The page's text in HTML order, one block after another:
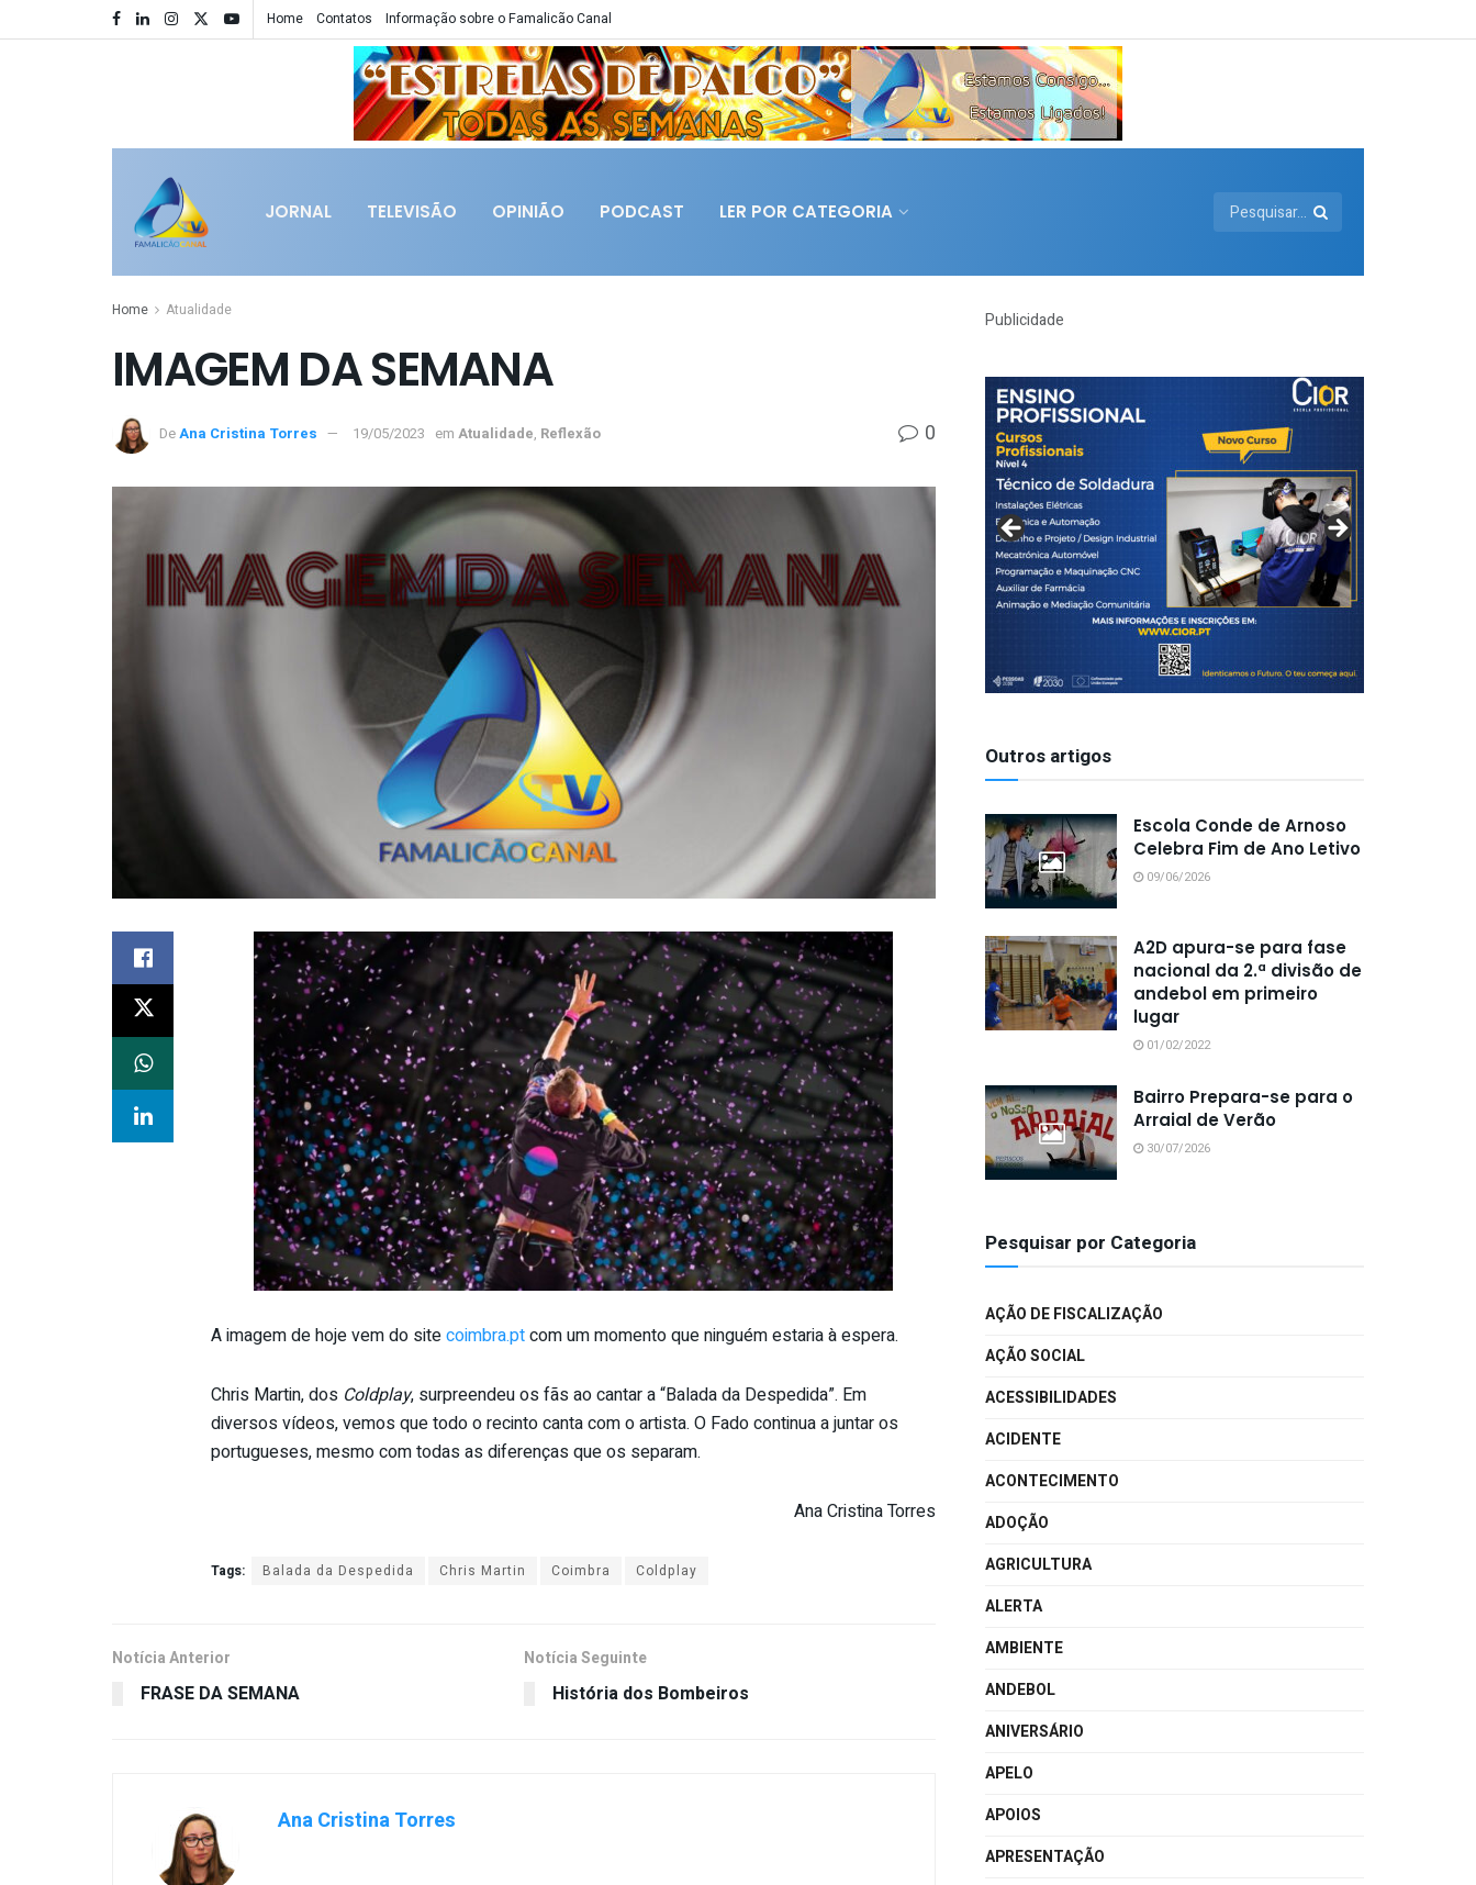
Home Contatos Informação sobre o Famalicão Canal
JORNAL TELEVISÃO OPINIÃO PODCAST LER POR CATEGORIA
Home Atualidade
IMAGEM DA SEMANA
DeAna Cristina Torres 19/05/2023 em Atualidade, Reflexão 0
A imagem de hoje vem do sitecoimbra.ptcom um momento que ninguém estaria à espera.
Chris Martin, dos Coldplay, surpreendeu os fãs ao cantar a “Balada da Despedida”. Em
diversos vídeos, vemos que todo o recinto canta com o artista. O Fado continua a juntar os
portugueses, mesmo com todas as diferenças que os separam.
Ana Cristina Torres
Tags: Balada da Despedida Chris Martin Coimbra Coldplay
Notícia Anterior
FRASE DA SEMANA
Notícia Seguinte
História dos Bombeiros
Ana Cristina Torres
Publicidade
Outros artigos
Escola Conde de Arnoso
Celebra Fim de Ano Letivo
09/06/2026
A2D apura-se para fase
nacional da 2.ª divisão de
andebol em primeiro
lugar
01/02/2022
Bairro Prepara-se para o
Arraial de Verão
30/07/2026
Pesquisar por Categoria
AÇÃO DE FISCALIZAÇÃO
AÇÃO SOCIAL
ACESSIBILIDADES
ACIDENTE
ACONTECIMENTO
ADOÇÃO
AGRICULTURA
ALERTA
AMBIENTE
ANDEBOL
ANIVERSÁRIO
APELO
APOIOS
APRESENTAÇÃO